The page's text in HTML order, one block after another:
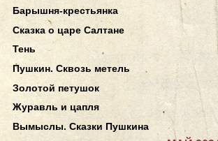
Барышня-крестьянка
Сказка о царе Салтане
Тень
Пушкин. Сквозь метель
Золотой петушок
Журавль и цапля
Вымыслы. Сказки Пушкина